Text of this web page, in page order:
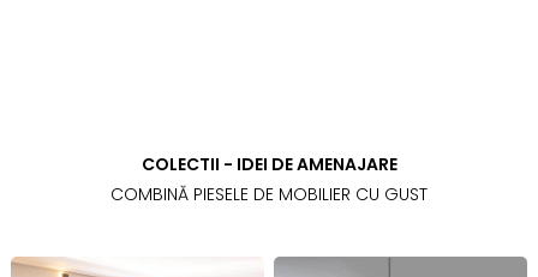
COLECTII - IDEI DE AMENAJARE
COMBINĂ PIESELE DE MOBILIER CU GUST